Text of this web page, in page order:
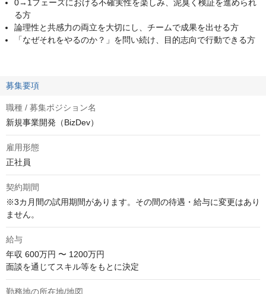
0→1フェーズにおける不確実性を楽しみ、泥臭く検証を進められ
る方
論理性と共感力の両立を大切にし、チームで成果を出せる方
「なぜそれをやるのか？」を問い続け、目的志向で行動できる方
募集要項
職種 / 募集ポジション名
新規事業開発（BizDev）
雇用形態
正社員
契約期間
※3カ月間の試用期間があります。その間の待遇・給与に変更はあり
ません。
給与
年収 600万円 〜 1200万円
面談を通じてスキル等をもとに決定
勤務地の所在地/地図